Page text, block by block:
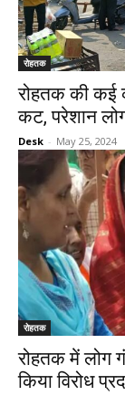
रोहतक
रोहतक की कई
कट, परेशान
Desk - May 25, 2024
रोहतक
रोहतक में लोग
किया विरोध